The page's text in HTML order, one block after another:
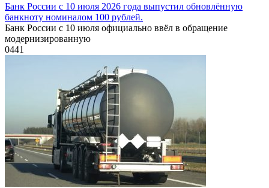
Банк России с 10 июля 2026 года выпустил обновлённую
банкноту номиналом 100 рублей.
Банк России с 10 июля официально ввёл в обращение
модернизированную
0441